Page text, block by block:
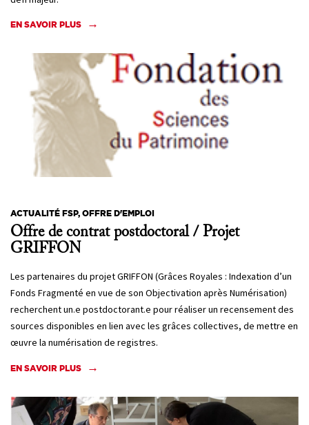
EN SAVOIR PLUS
ACTUALITÉ FSP, OFFRE D'EMPLOI
Offre de contrat postdoctoral / Projet
GRIFFON
Les partenaires du projet GRIFFON (Grâces Royales : Indexation d’un
Fonds Fragmenté en vue de son Objectivation après Numérisation)
recherchent un.e postdoctorant.e pour réaliser un recensement des
sources disponibles en lien avec les grâces collectives, de mettre en
œuvre la numérisation de registres.
EN SAVOIR PLUS